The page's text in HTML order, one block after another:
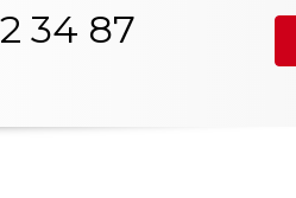
34 87